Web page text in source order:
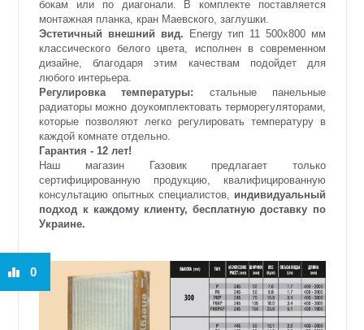
бокам или по диагонали. В комплекте поставляется
монтажная планка, кран Маевского, заглушки.
Эстетичный внешний вид. Energy тип 11 500х800 мм
классического белого цвета, исполнен в современном
дизайне, благодаря этим качествам подойдет для
любого интерьера.
Регулировка температуры: стальные панельные
радиаторы можно доукомплектовать терморегуляторами,
которые позволяют легко регулировать температуру в
каждой комнате отдельно.
Гарантия - 12 лет!
Наш магазин Газовик предлагает только
сертифицированную продукцию, квалифицированную
консультацию опытных специалистов, индивидуальный
подход к каждому клиенту, бесплатную доставку по
Украине.
0